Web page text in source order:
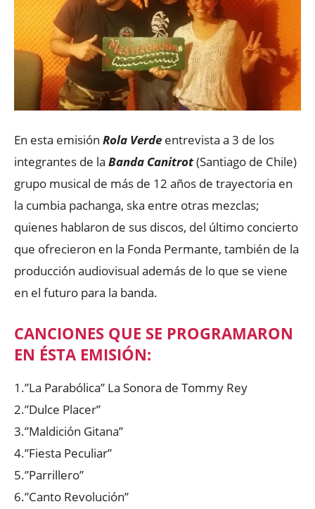
En esta emisión Rola Verde entrevista a 3 de los
integrantes de la Banda Canitrot(Santiago de Chile)
grupo musical de más de 12 años de trayectoria en
la cumbia pachanga, ska entre otras mezclas;
quienes hablaron de sus discos, del último concierto
que ofrecieron en la Fonda Permante, también de la
producción audiovisual además de lo que se viene
en el futuro para la banda.
CANCIONES QUE SE PROGRAMARON
EN ÉSTA EMISIÓN:
1.”La Parabólica” La Sonora de Tommy Rey
2.”Dulce Placer”
3.”Maldición Gitana”
4.”Fiesta Peculiar”
5.”Parrillero”
6.”Canto Revolución”